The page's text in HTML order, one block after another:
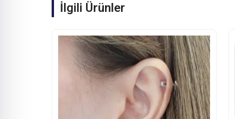
İlgili Ürünler